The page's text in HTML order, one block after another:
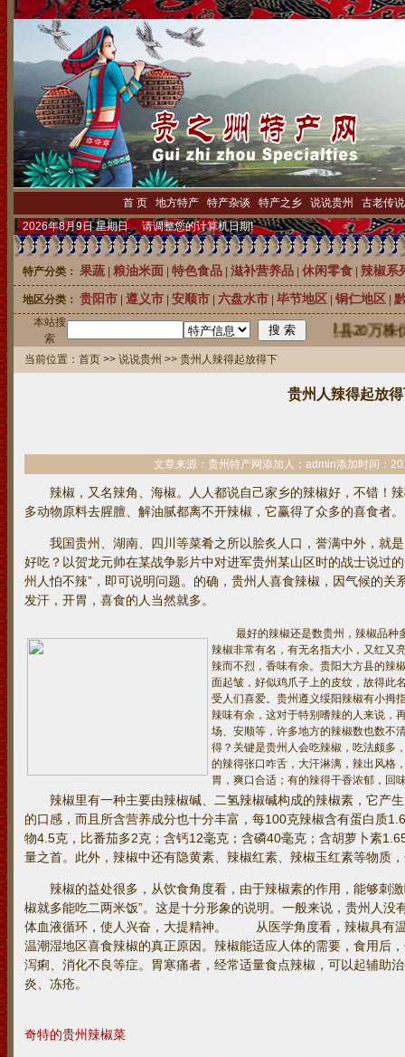
首 页 地方特产 特产杂谈 特产之乡 说说贵州
古老传说
2026年8月9日 星期日 请调整您的计算机日期!
特产分类： 果蔬 粮油米面 特色食品 滋补营养品 休闲零食 辣椒系
地区分类： 贵阳市 遵义市 安顺市 六盘水市 毕节地区 铜仁地区
本站搜
索
中国刺梨之乡龙里县20万株优质
当前位置： 首页 >> 说说贵州 >> 贵州人辣得起放得下
贵州人辣得起放
文章来源：贵州特产网添加人：admin添加时间：
辣椒，又名辣角、海椒。人人都说自己家乡的辣椒好，不错！辣
多动物原料去腥膻、解油腻都离不开辣椒，它赢得了众多的喜食者。
我国贵州、湖南、四川等菜肴之所以脍炙人口，誉满中外，就是
好吃？以贺龙元帅在某战争影片中对进军贵州某山区时的战士说过
州人怕不辣”，即可说明问题。的确，贵州人喜食辣椒，因气候的
发汗，开胃，喜食的人当然就多。
最好的辣椒还是数贵州，辣椒品种
辣椒非常有名，有无名指大小，又红又
辣而不烈，香味有余。贵阳大方县的辣
面起皱，好似鸡爪子上的皮纹，故得此
受人们喜爱。贵州遵义绥阳辣椒有小拇
辣味有余，这对于特别嗜辣的人来说，
场、安顺等，许多地方的辣椒数也数不
得？关键是贵州人会吃辣椒，吃法颇多
的辣得张口咋舌，大汗淋漓，辣出风格
胃，爽口合适；有的辣得干香浓郁，回
辣椒里有一种主要由辣椒碱、二氢辣椒碱构成的辣椒素，它产生
的口感，而且所含营养成分也十分丰富，每100克辣椒含有蛋白质
物4.5克，比番茄多2克；含钙12毫克；含磷40毫克；含胡萝卜素
量之首。此外，辣椒中还有隐黄素、辣椒红素、辣椒玉红素等物质
辣椒的益处很多，从饮食角度看，由于辣椒素的作用，能够刺激
椒就多能吃二两米饭”。这是十分形象的说明。一般来说，贵州人
体血液循环，使人兴奋，大提精神。 从医学角度看，辣椒具有
温潮湿地区喜食辣椒的真正原因。辣椒能适应人体的需要，食用后
泻痢、消化不良等症。胃寒痛者，经常适量食点辣椒，可以起辅助
炎、冻疮。
奇特的贵州辣椒菜